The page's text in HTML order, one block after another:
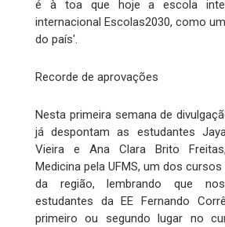
é à toa que hoje a escola
internacional Escolas2030, como
do país'.
Recorde de aprovações
Nesta primeira semana de
já despontam as estudantes
Vieira e Ana Clara Brito
Medicina pela UFMS, um dos
da região, lembrando que
estudantes da EE Fernando
primeiro ou segundo lugar no